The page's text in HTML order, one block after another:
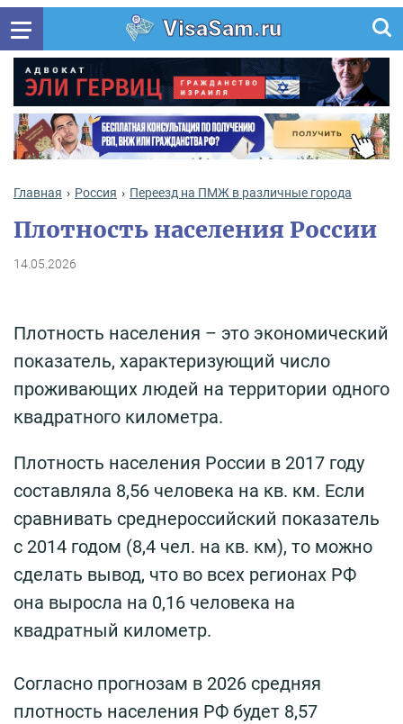
VisaSam.ru
Главная Россия Переезд на ПМЖ в различные города
Плотность населения России
14.05.2026
Плотность населения – это экономический
показатель, характеризующий число
проживающих людей на территории одного
квадратного километра.
Плотность населения России в 2017 году
составляла 8,56 человека на кв. км. Если
сравнивать среднероссийский показатель
с 2014 годом (8,4 чел. на кв. км), то можно
сделать вывод, что во всех регионах РФ
она выросла на 0,16 человека на
квадратный километр.
Согласно прогнозам в 2026 средняя
плотность населения РФ будет 8,57